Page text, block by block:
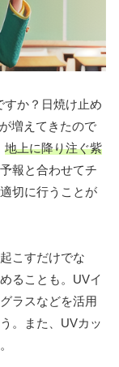
すか？日焼け止め
増えてきたので
地上に降り注ぐ紫
報と合わせてチ
切に行うことが
こすだけでな
ることも。UVイ
ラスなどを活用
。また、UVカッ